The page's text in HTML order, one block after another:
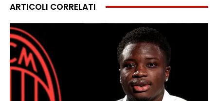
ARTICOLI CORRELATI